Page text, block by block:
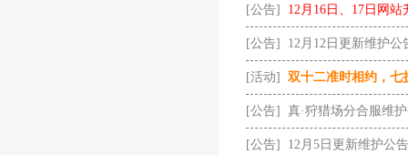
[公告] 12月16日、17日网
[公告] 12月12日更新维护公
[活动] 双十二准时相约，七
[公告] 真·狩猎场分合服维
[公告] 12月5日更新维护公告